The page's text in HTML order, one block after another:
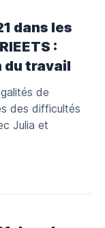
dans les
:
du travail
de
des difficultés
Julia et